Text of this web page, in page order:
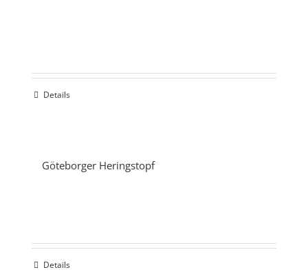
Details
Göteborger Heringstopf
Details